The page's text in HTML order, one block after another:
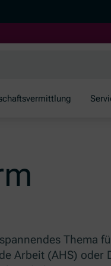
Thema
Arbeit (AHS) oder